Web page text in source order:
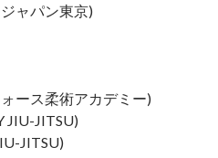
ャパン東京)
ース柔術アカデミー)
JITSU)
JITSU)